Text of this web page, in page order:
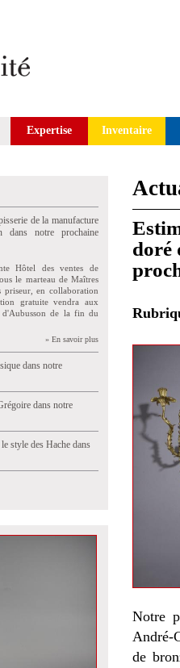
Expertise Inventaire
de la manufacture
dans notre prochaine
Hôtel des ventes de
le marteau de Maîtres
priseur, en collaboration
gratuite vendra aux
d'Aubusson de la fin du
» En savoir plus
dans notre
dans notre
style des Hache dans
doré
Notre
André-
de